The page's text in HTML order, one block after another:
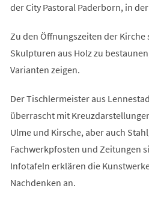
der City Pastoral Paderborn, in
Zu den Öffnungszeiten der
Skulpturen aus Holz zu
Varianten zeigen.
Der Tischlermeister aus
überrascht mit
Ulme und Kirsche, aber auch
Fachwerkpfosten und Zeitungen
Infotafeln erklären die
Nachdenken an.